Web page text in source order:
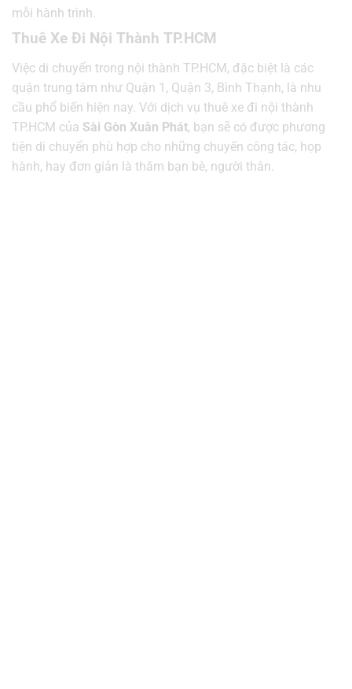
mỗi hành trình.
Thuê Xe Đi Nội Thành TP.HCM
Việc di chuyển trong nội thành TP.HCM, đặc biệt là các
quận trung tâm như Quận 1, Quận 3, Bình Thạnh, là nhu
cầu phổ biến hiện nay. Với dịch vụ thuê xe đi nội thành
TP.HCM của Sài Gòn Xuân Phát, bạn sẽ có được phương
tiện di chuyển phù hợp cho những chuyến công tác, họp
hành, hay đơn giản là thăm bạn bè, người thân.